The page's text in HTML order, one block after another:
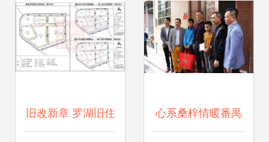
旧改新章 罗湖旧住 心系桑梓情暖番禺